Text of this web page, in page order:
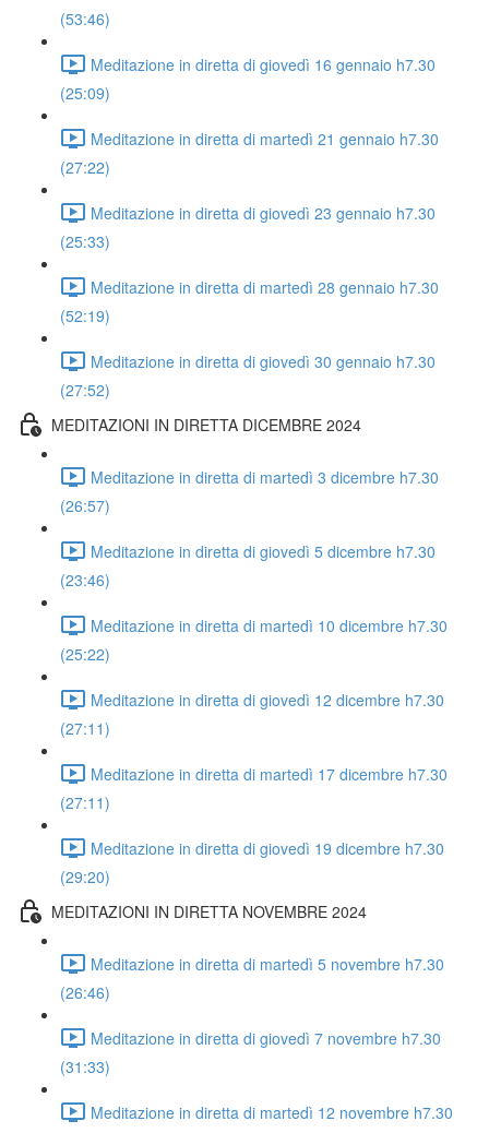
(53:46)
Meditazione in diretta di giovedì 16 gennaio h7.30
(25:09)
Meditazione in diretta di martedì 21 gennaio h7.30
(27:22)
Meditazione in diretta di giovedì 23 gennaio h7.30
(25:33)
Meditazione in diretta di martedì 28 gennaio h7.30
(52:19)
Meditazione in diretta di giovedì 30 gennaio h7.30
(27:52)
MEDITAZIONI IN DIRETTA DICEMBRE 2024
Meditazione in diretta di martedì 3 dicembre h7.30
(26:57)
Meditazione in diretta di giovedì 5 dicembre h7.30
(23:46)
Meditazione in diretta di martedì 10 dicembre h7.30
(25:22)
Meditazione in diretta di giovedì 12 dicembre h7.30
(27:11)
Meditazione in diretta di martedì 17 dicembre h7.30
(27:11)
Meditazione in diretta di giovedì 19 dicembre h7.30
(29:20)
MEDITAZIONI IN DIRETTA NOVEMBRE 2024
Meditazione in diretta di martedì 5 novembre h7.30
(26:46)
Meditazione in diretta di giovedì 7 novembre h7.30
(31:33)
Meditazione in diretta di martedì 12 novembre h7.30